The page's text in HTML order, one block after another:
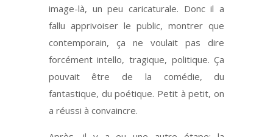
image-là, un peu caricaturale. Donc il a
fallu apprivoiser le public, montrer que
contemporain, ça ne voulait pas dire
forcément intello, tragique, politique. Ça
pouvait être de la comédie, du
fantastique, du poétique. Petit à petit, on
a réussi à convaincre.